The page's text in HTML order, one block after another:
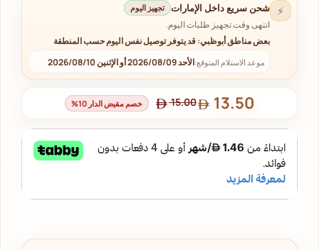
⚡ شحن سريع داخل الإمارات تجهيز اليوم
انتهى وقت تجهيز طلبات اليوم.
بعض مناطق أبوظبي: قد يتوفر توصيل نفس اليوم حسب المنطقة
موعد الاستلام المتوقع:الأحد 2026/08/09 أو الإثنين 2026/08/10
15.00 13.50 خصم مقيض الدار 10%